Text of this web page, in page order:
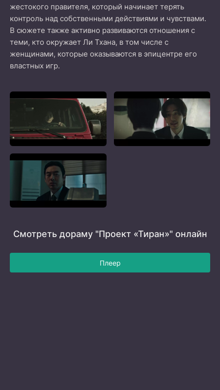
жестокого правителя, который начинает терять
контроль над собственными действиями и чувствами.
В сюжете также активно развиваются отношения с
теми, кто окружает Ли Тхана, в том числе с
женщинами, которые оказываются в эпицентре его
властных игр.
Смотреть дораму "Проект «Тиран»" онлайн
Плеер